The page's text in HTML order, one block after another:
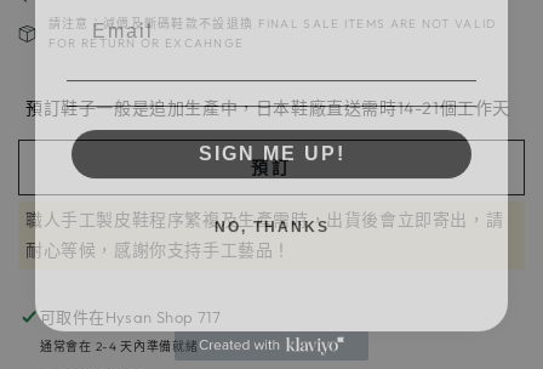
請注意：減價及斷碼鞋款不設退換 FINAL SALE ITEMS ARE NOT VALID
FOR RETURN OR EXCAHNGE
預訂鞋子一般是追加生產中，日本鞋廠直送需時14-21個工作天
預訂
職人手工製皮鞋程序繁複及生產需時，出貨後會立即寄出，請
耐心等候，感謝你支持手工藝品！
可取件在Hysan Shop 717
通常會在 2-4 天內準備就緒
SIGN ME UP!
NO, THANKS